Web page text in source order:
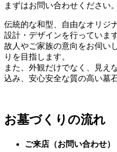
まずはお問い合わせください。
伝統的な和型、自由なオリジ
設計・デザインを行っています
故人やご家族の意向をお伺い
りを目指します。
また、外観だけでなく、見え
込み、安心安全な質の高い墓
お墓づくりの流れ
ご来店（お問い合わせ）